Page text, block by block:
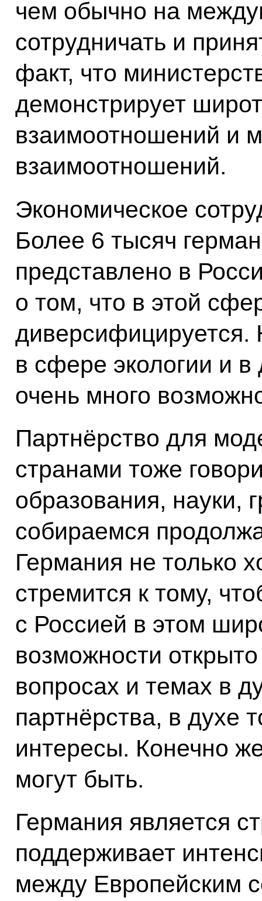
чем обычно на
сотрудничать и
факт, что
демонстрирует
взаимоотношений и
взаимоотношений.
Экономическое
Более 6 тысяч
представлено в
о том, что в этой
в сфере экологии и в
очень много
Партнёрство для
странами тоже
образования, науки,
собираемся
Германия не только
стремится к тому,
с Россией в этом
возможности
вопросах и темах в
партнёрства, в духе
интересы. Конечно
могут быть.
Германия является
поддерживает
между Европейским